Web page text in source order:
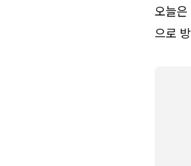
오늘은
으로